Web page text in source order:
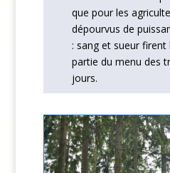
que pour les
dépourvus de
: sang et sueur
partie du menu des
jours.